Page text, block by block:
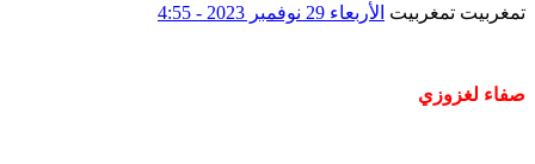
تمغربيت تمغربيت الأربعاء 29 نوفمبر 2023 - 4:55
صفاء لغزوزي